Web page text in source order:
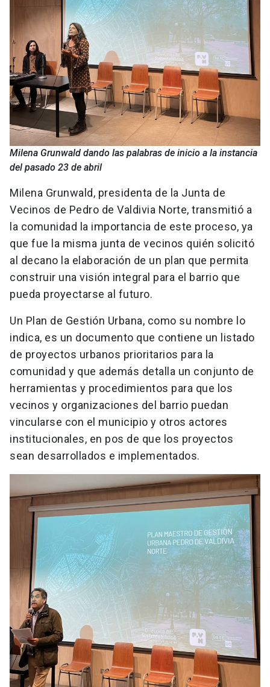
Milena Grunwald dando las palabras de inicio a la instancia
del pasado 23 de abril
Milena Grunwald, presidenta de la Junta de
Vecinos de Pedro de Valdivia Norte, transmitió a
la comunidad la importancia de este proceso, ya
que fue la misma junta de vecinos quién solicitó
al decano la elaboración de un plan que permita
construir una visión integral para el barrio que
pueda proyectarse al futuro.
Un Plan de Gestión Urbana, como su nombre lo
indica, es un documento que contiene un listado
de proyectos urbanos prioritarios para la
comunidad y que además detalla un conjunto de
herramientas y procedimientos para que los
vecinos y organizaciones del barrio puedan
vincularse con el municipio y otros actores
institucionales, en pos de que los proyectos
sean desarrollados e implementados.